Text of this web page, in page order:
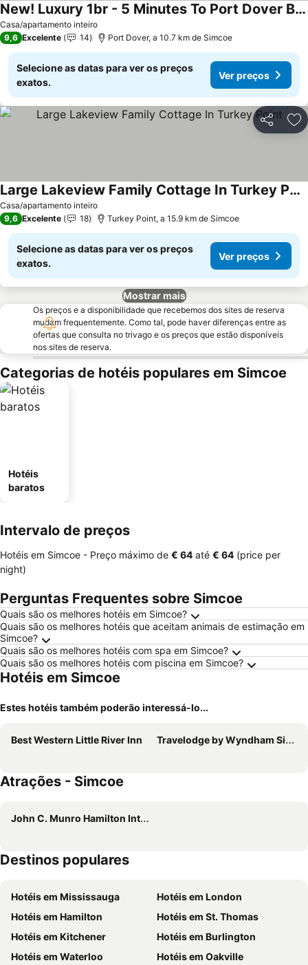
Casa/apartamento inteiro
New! Luxury 1br - 5 Minutes To Port Dover Beach
Ver preços
9,6 Excelente 14 Port Dover, a 10.7 km de Simcoe
Selecione as datas para ver os preços
exatos.
Ver preços
Partilhar
Casa/apartamento inteiro
Large Lakeview Family Cottage In Turkey Point
Ver preços
9,6 Excelente 18 Turkey Point, a 15.9 km de Simcoe
Selecione as datas para ver os preços
exatos.
Ver preços
Mostrar mais
Os preços e a disponibilidade que recebemos dos sites de reserva
mudam frequentemente. Como tal, pode haver diferenças entre as
ofertas que consulta no trivago e os preços que estão disponíveis
nos sites de reserva.
Categorias de hotéis populares em Simcoe
Hotéis
baratos
Intervalo de preços
Hotéis em Simcoe - Preço máximo de ‎€ 64 até ‎€ 64 (price per
night)
Perguntas Frequentes sobre Simcoe
Quais são os melhores hotéis em Simcoe?
Quais são os melhores hotéis que aceitam animais de estimação em
Simcoe?
Quais são os melhores hotéis com spa em Simcoe?
Quais são os melhores hotéis com piscina em Simcoe?
Hotéis em Simcoe
Estes hotéis também poderão interessá-lo...
Best Western Little River Inn Travelodge by Wyndham Simcoe
Atrações - Simcoe
John C. Munro Hamilton International Airport
Destinos populares
Hotéis em Mississauga
Hotéis em London
Hotéis em Hamilton
Hotéis em St. Thomas
Hotéis em Kitchener
Hotéis em Burlington
Hotéis em Waterloo
Hotéis em Oakville